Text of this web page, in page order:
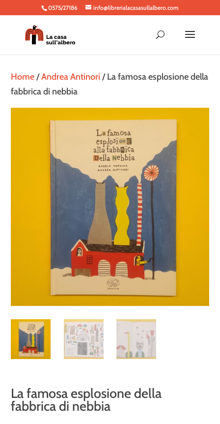
0575/27186 info@librerialacasasullalbero.com
Home/Andrea Antinori / La famosa esplosione della
fabbrica di nebbia
La famosa esplosione della
fabbrica di nebbia